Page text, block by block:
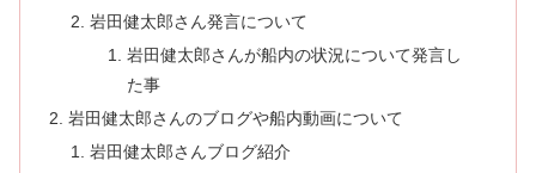
岩田健太郎さん発言について
岩田健太郎さんが船内の状況について発言し
た事
岩田健太郎さんのブログや船内動画について
岩田健太郎さんブログ紹介